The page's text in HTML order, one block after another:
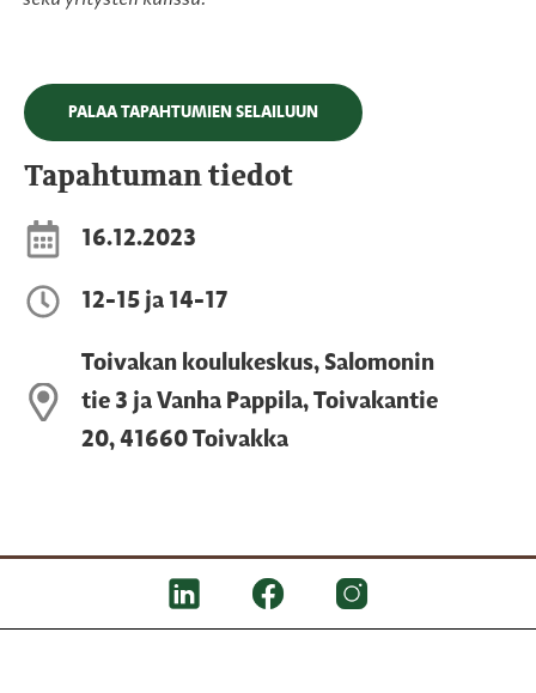
PALAA TAPAHTUMIEN SELAILUUN
Tapahtuman tiedot
16.12.2023
12-15 ja 14-17
Toivakan koulukeskus, Salomonin
tie 3 ja Vanha Pappila, Toivakantie
20, 41660 Toivakka